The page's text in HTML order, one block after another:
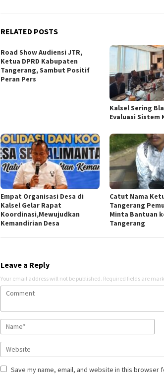
RELATED POSTS
Road Show Audiensi JTR,
Ketua DPRD Kabupaten
Tangerang, Sambut Positif
Peran Pers
Kalsel Sering
Evaluasi Sistem
Empat Organisasi Desa di
Kalsel Gelar Rapat
Koordinasi,Mewujudkan
Kemandirian Desa
Catut Nama
Tangerang
Minta Bantuan
Tangerang
Leave a Reply
Your email address will not be published. Required fields are
Save my name, email, and website in this browser